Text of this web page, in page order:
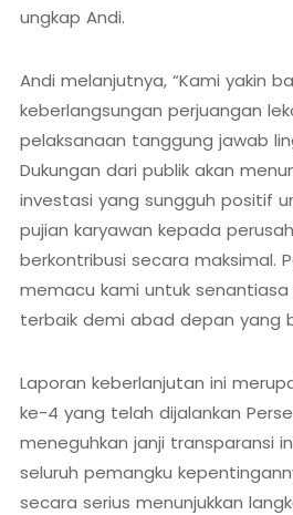
ungkap Andi.
Andi melanjutnya, “Kami yakin
keberlangsungan perjuangan
pelaksanaan tanggung jawab
Dukungan dari publik akan
investasi yang sungguh positif
pujian karyawan kepada
berkontribusi secara maksimal.
memacu kami untuk senantiasa
terbaik demi abad depan yang
Laporan keberlanjutan ini
ke-4 yang telah dijalankan
meneguhkan janji transparansi
seluruh pemangku
secara serius menunjukkan